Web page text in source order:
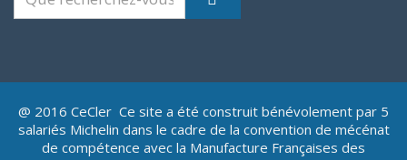
@ 2016 CeCler Ce site a été construit bénévolement par 5
salariés Michelin dans le cadre de la convention de mécénat
de compétence avec la Manufacture Françaises des